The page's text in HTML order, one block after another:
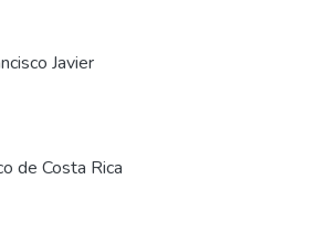
Javier
de Costa Rica